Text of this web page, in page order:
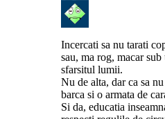
Incercati sa nu tarati
sau, ma rog, macar
sfarsitul lumii.
Nu de alta, dar ca sa
barca si o armata de
Si da, educatia